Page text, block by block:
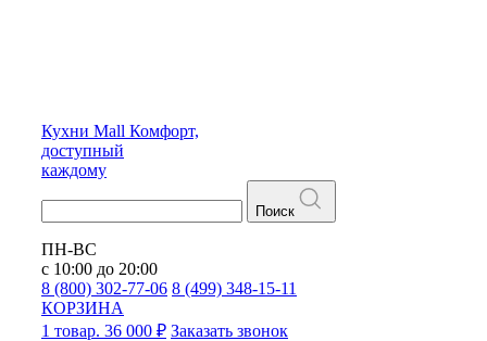
Кухни Mall Комфорт,
доступный
каждому
Поиск
ПН-ВС
с 10:00 до 20:00
8 (800) 302-77-06 8 (499) 348-15-11
КОРЗИНА
1 товар. 36 000 ₽ Заказать звонок